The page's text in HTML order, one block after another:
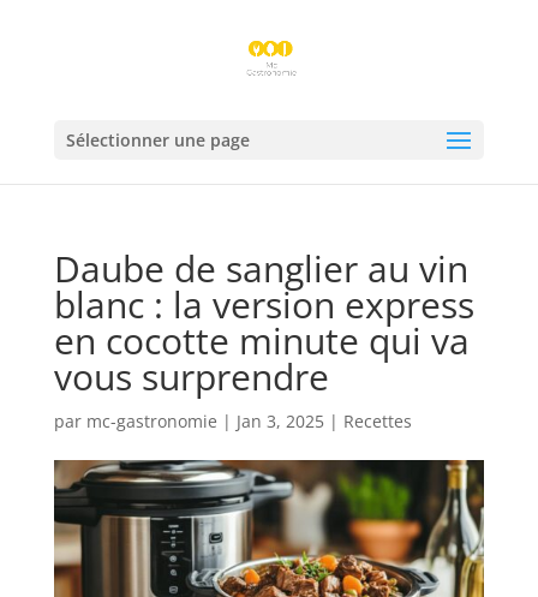
Sélectionner une page
Daube de sanglier au vin
blanc : la version express
en cocotte minute qui va
vous surprendre
par mc-gastronomie | Jan 3, 2025| Recettes